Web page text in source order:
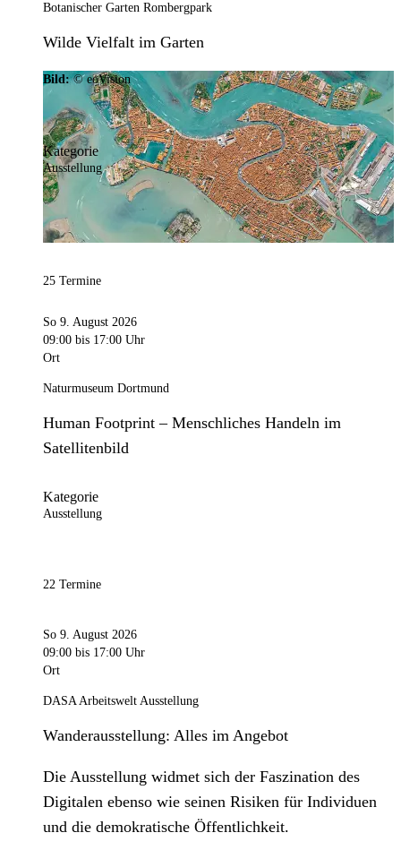
Botanischer Garten Rombergpark
Wilde Vielfalt im Garten
Bild:© eoVision
Kategorie
Ausstellung
25 Termine
So 9. August 2026
09:00 bis 17:00 Uhr
Ort
Naturmuseum Dortmund
Human Footprint – Menschliches Handeln im
Satellitenbild
Kategorie
Ausstellung
22 Termine
So 9. August 2026
09:00 bis 17:00 Uhr
Ort
DASA Arbeitswelt Ausstellung
Wanderausstellung: Alles im Angebot
Die Ausstellung widmet sich der Faszination des
Digitalen ebenso wie seinen Risiken für Individuen
und die demokratische Öffentlichkeit.